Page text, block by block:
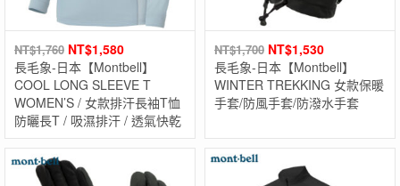
NT$1,760 NT$1,580
長毛象-日本【Montbell】
COOL LONG SLEEVE T
WOMEN’S / 女款排汗長袖T恤
防曬長T / 吸濕排汗 / 透氣快乾
NT$1,700 NT$1,530
長毛象-日本【Montbell】
WINTER TREKKING 女款保暖
手套/防風手套/防潑水手套